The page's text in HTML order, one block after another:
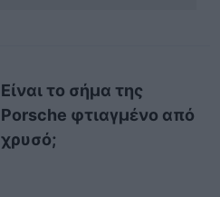
Είναι το σήμα της
Porsche φτιαγμένο από
χρυσό;